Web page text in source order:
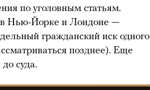
по уголовным статьям.
в Нью-Йорке и Лондоне —
гражданский иск одного
позднее). Еще
суда.